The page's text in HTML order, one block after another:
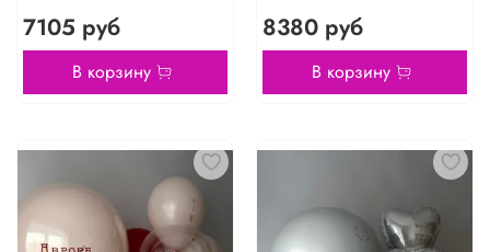
7105 руб
В корзину
8380 руб
В корзину